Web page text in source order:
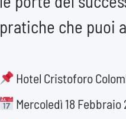
pratiche che puoi
Hotel Cristoforo
Mercoledì 18 Febbraio